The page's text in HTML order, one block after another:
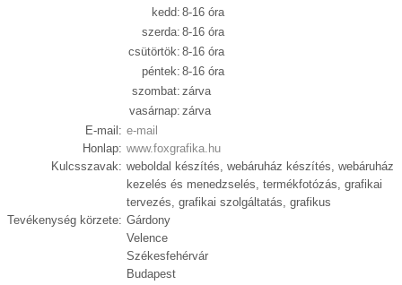
kedd: 8-16 óra
szerda: 8-16 óra
csütörtök: 8-16 óra
péntek: 8-16 óra
szombat: zárva
vasárnap: zárva
E-mail: e-mail
Honlap: www.foxgrafika.hu
Kulcsszavak: weboldal készítés, webáruház készítés, webáruház
kezelés és menedzselés, termékfotózás, grafikai
tervezés, grafikai szolgáltatás, grafikus
Tevékenység körzete: Gárdony
Velence
Székesfehérvár
Budapest